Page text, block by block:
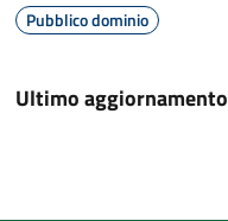
Pubblico dominio
Ultimo aggiornamento